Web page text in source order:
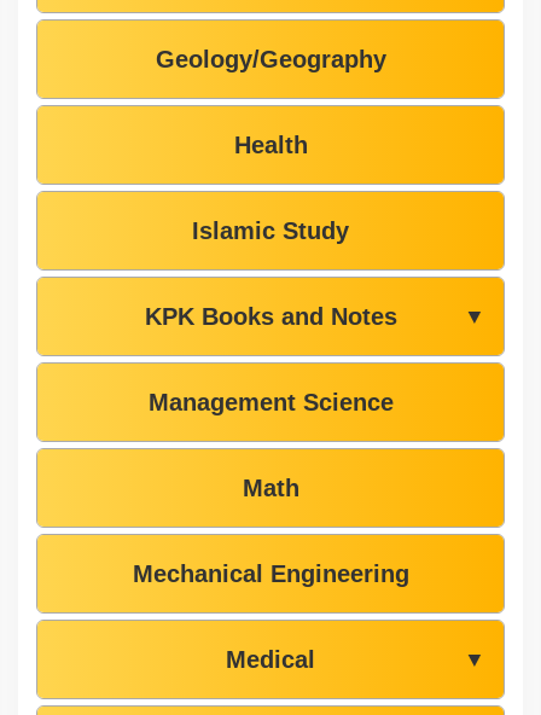
Geology/Geography
Health
Islamic Study
KPK Books and Notes ▼
Management Science
Math
Mechanical Engineering
Medical ▼